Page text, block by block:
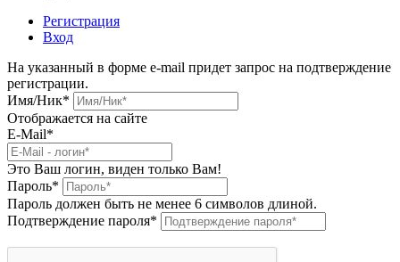
Регистрация
Вход
На указанный в форме e-mail придет запрос на подтверждение
регистрации.
Имя/Ник*
Отображается на сайте
E-Mail*
Это Ваш логин, виден только Вам!
Пароль*
Пароль должен быть не менее 6 символов длиной.
Подтверждение пароля*